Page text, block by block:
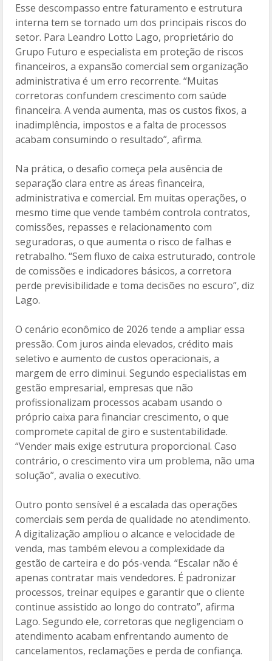
Esse descompasso entre faturamento e estrutura
interna tem se tornado um dos principais riscos do
setor. Para Leandro Lotto Lago, proprietário do
Grupo Futuro e especialista em proteção de riscos
financeiros, a expansão comercial sem organização
administrativa é um erro recorrente. “Muitas
corretoras confundem crescimento com saúde
financeira. A venda aumenta, mas os custos fixos, a
inadimplência, impostos e a falta de processos
acabam consumindo o resultado”, afirma.
Na prática, o desafio começa pela ausência de
separação clara entre as áreas financeira,
administrativa e comercial. Em muitas operações, o
mesmo time que vende também controla contratos,
comissões, repasses e relacionamento com
seguradoras, o que aumenta o risco de falhas e
retrabalho. “Sem fluxo de caixa estruturado, controle
de comissões e indicadores básicos, a corretora
perde previsibilidade e toma decisões no escuro”, diz
Lago.
O cenário econômico de 2026 tende a ampliar essa
pressão. Com juros ainda elevados, crédito mais
seletivo e aumento de custos operacionais, a
margem de erro diminui. Segundo especialistas em
gestão empresarial, empresas que não
profissionalizam processos acabam usando o
próprio caixa para financiar crescimento, o que
compromete capital de giro e sustentabilidade.
“Vender mais exige estrutura proporcional. Caso
contrário, o crescimento vira um problema, não uma
solução”, avalia o executivo.
Outro ponto sensível é a escalada das operações
comerciais sem perda de qualidade no atendimento.
A digitalização ampliou o alcance e velocidade de
venda, mas também elevou a complexidade da
gestão de carteira e do pós-venda. “Escalar não é
apenas contratar mais vendedores. É padronizar
processos, treinar equipes e garantir que o cliente
continue assistido ao longo do contrato”, afirma
Lago. Segundo ele, corretoras que negligenciam o
atendimento acabam enfrentando aumento de
cancelamentos, reclamações e perda de confiança.